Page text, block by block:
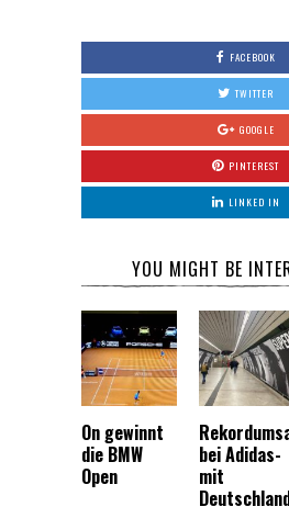
FACEBOOK
TWITTER
GOOGLE
PINTEREST
LINKED IN
YOU MIGHT BE
On gewinnt
die BMW
Open
bei Adidas-
mit